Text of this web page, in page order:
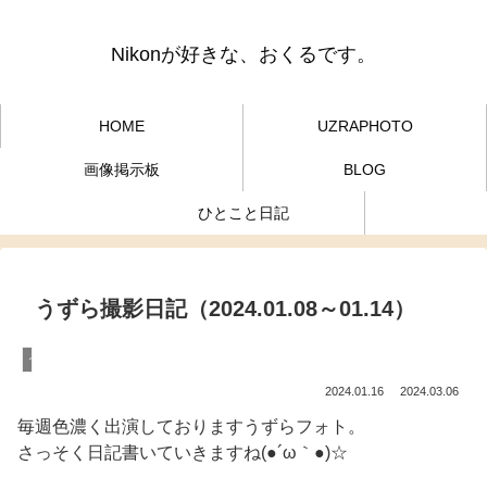
Nikonが好きな、おくるです。
HOME UZRAPHOTO
画像掲示板 BLOG
ひとこと日記
うずら撮影日記（2024.01.08～01.14）
うずらフォト
2024.01.16 2024.03.06
毎週色濃く出演しておりますうずらフォト。
さっそく日記書いていきますね(●´ω｀●)☆